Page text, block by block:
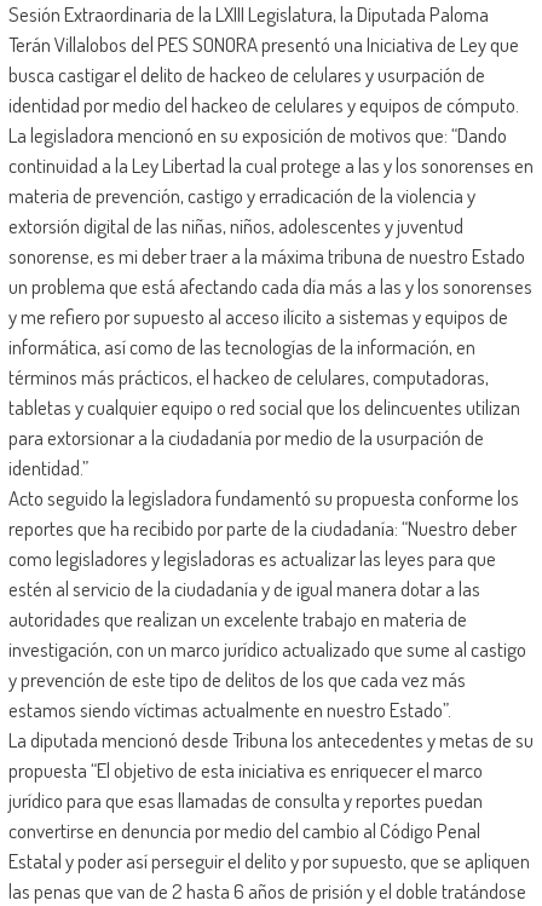
Sesión Extraordinaria de la LXIII Legislatura, la Diputada Paloma
Terán Villalobos del PES SONORA presentó una Iniciativa de Ley que
busca castigar el delito de hackeo de celulares y usurpación de
identidad por medio del hackeo de celulares y equipos de cómputo.
La legisladora mencionó en su exposición de motivos que: “Dando
continuidad a la Ley Libertad la cual protege a las y los sonorenses en
materia de prevención, castigo y erradicación de la violencia y
extorsión digital de las niñas, niños, adolescentes y juventud
sonorense, es mi deber traer a la máxima tribuna de nuestro Estado
un problema que está afectando cada día más a las y los sonorenses
y me refiero por supuesto al acceso ilícito a sistemas y equipos de
informática, así como de las tecnologías de la información, en
términos más prácticos, el hackeo de celulares, computadoras,
tabletas y cualquier equipo o red social que los delincuentes utilizan
para extorsionar a la ciudadanía por medio de la usurpación de
identidad.”
Acto seguido la legisladora fundamentó su propuesta conforme los
reportes que ha recibido por parte de la ciudadanía: “Nuestro deber
como legisladores y legisladoras es actualizar las leyes para que
estén al servicio de la ciudadanía y de igual manera dotar a las
autoridades que realizan un excelente trabajo en materia de
investigación, con un marco jurídico actualizado que sume al castigo
y prevención de este tipo de delitos de los que cada vez más
estamos siendo víctimas actualmente en nuestro Estado”.
La diputada mencionó desde Tribuna los antecedentes y metas de su
propuesta “El objetivo de esta iniciativa es enriquecer el marco
jurídico para que esas llamadas de consulta y reportes puedan
convertirse en denuncia por medio del cambio al Código Penal
Estatal y poder así perseguir el delito y por supuesto, que se apliquen
las penas que van de 2 hasta 6 años de prisión y el doble tratándose